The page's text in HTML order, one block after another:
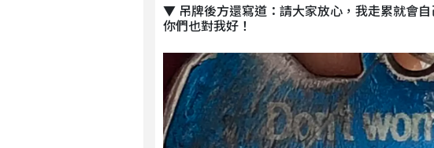
▼ 吊牌後方還寫道：請大家放心，我走累就會
你們也對我好！